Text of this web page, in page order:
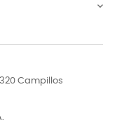

Campillos